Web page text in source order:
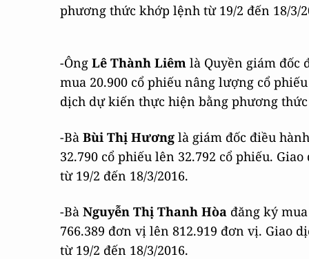
phương thức khớp lệnh từ 19/2 đến 18/3/
-Ông Lê Thành Liêm là Quyền giám đốc
mua 20.900 cổ phiếu nâng lượng cổ
dịch dự kiến thực hiện bằng phương
-Bà Bùi Thị Hương là giám đốc điều
32.790 cổ phiếu lên 32.792 cổ phiếu.
từ 19/2 đến 18/3/2016.
-Bà Nguyễn Thị Thanh Hòa đăng ký
766.389 đơn vị lên 812.919 đơn vị. Giao
từ 19/2 đến 18/3/2016.